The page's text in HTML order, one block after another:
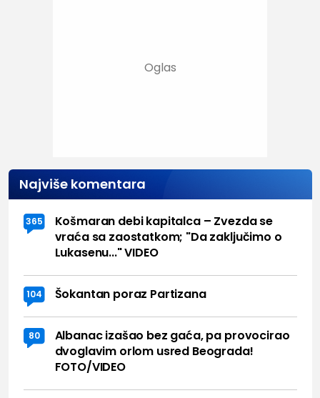
Najviše komentara
365
Košmaran debi kapitalca – Zvezda se
vraća sa zaostatkom; "Da zaključimo o
Lukasenu..." VIDEO
104 Šokantan poraz Partizana
80
Albanac izašao bez gaća, pa provocirao
dvoglavim orlom usred Beograda!
FOTO/VIDEO